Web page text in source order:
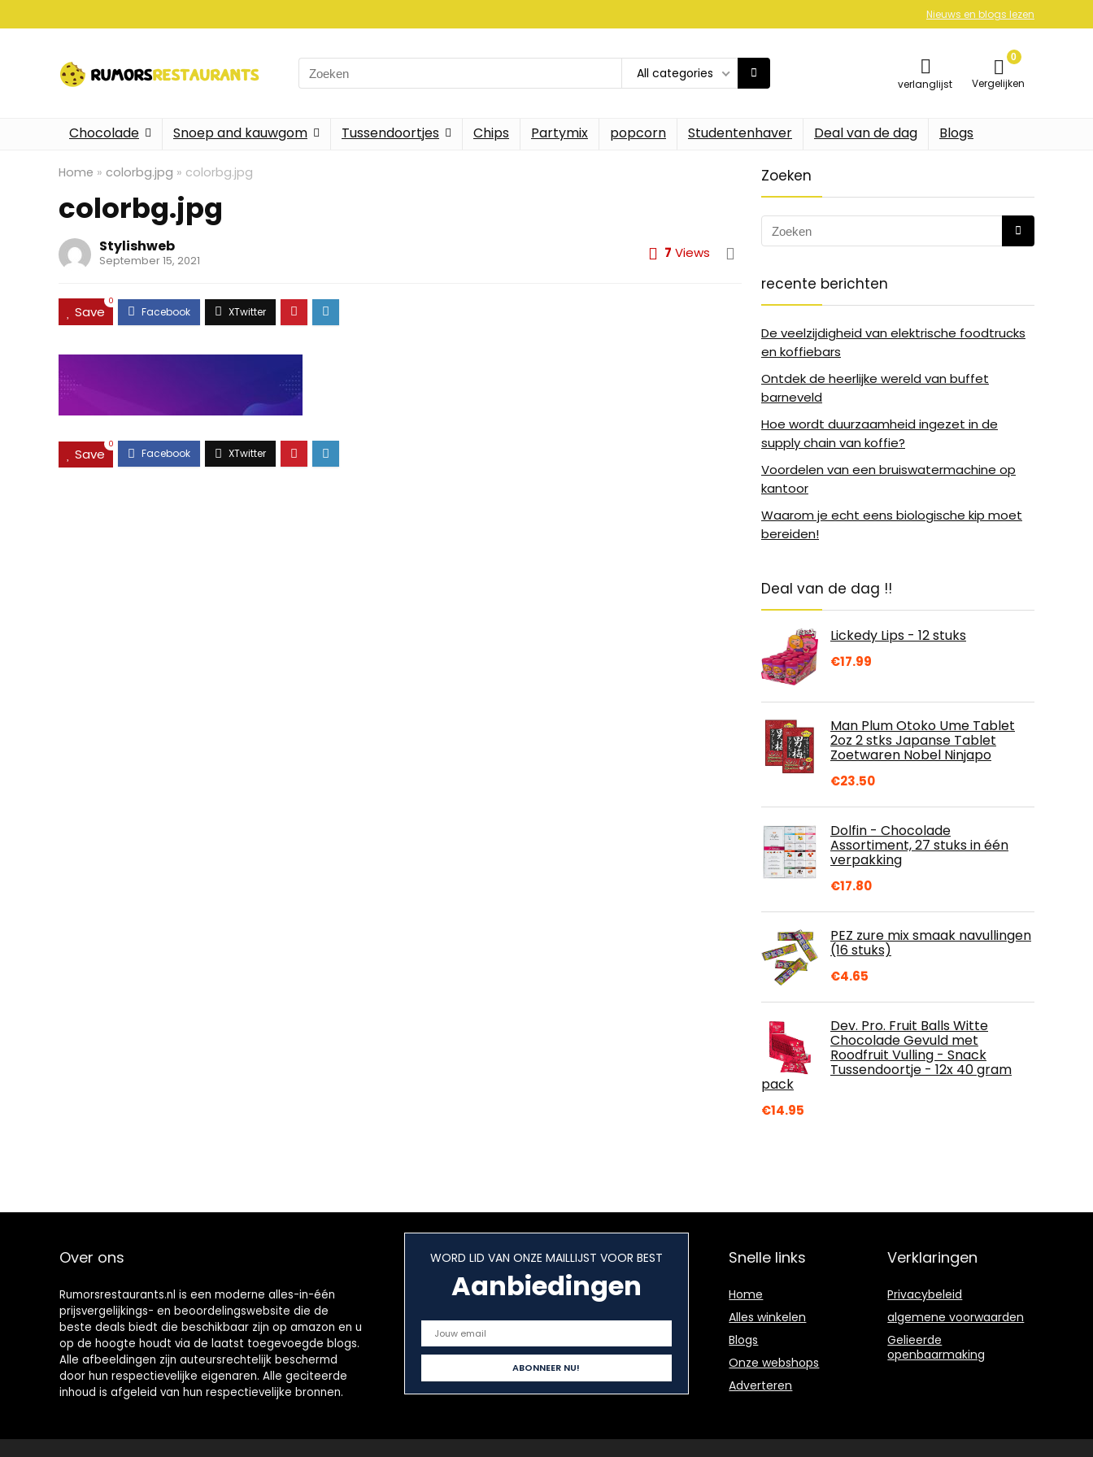
Nieuws en blogs lezen
Search
for:
All categories
verlanglijst
0
Vergelijken
Chocolade Snoep and kauwgom Tussendoortjes Chips Partymix popcorn Studentenhaver Deal van de dag Blogs
Home » colorbg.jpg » colorbg.jpg
colorbg.jpg
Stylishweb
September 15, 2021 7 Views
Save
0
Save
0
Zoeken
recente berichten
De veelzijdigheid van elektrische foodtrucks
en koffiebars
Ontdek de heerlijke wereld van buffet
barneveld
Hoe wordt duurzaamheid ingezet in de
supply chain van koffie?
Voordelen van een bruiswatermachine op
kantoor
Waarom je echt eens biologische kip moet
bereiden!
Deal van de dag !!
Lickedy Lips - 12 stuks
€17.99
Man Plum Otoko Ume Tablet
2oz 2 stks Japanse Tablet
Zoetwaren Nobel Ninjapo
€23.50
Dolfin - Chocolade
Assortiment, 27 stuks in één
verpakking
€17.80
PEZ zure mix smaak navullingen
(16 stuks)
€4.65
Dev. Pro. Fruit Balls Witte
Chocolade Gevuld met
Roodfruit Vulling - Snack
Tussendoortje - 12x 40 gram
pack
€14.95
Over ons
Rumorsrestaurants.nl is een moderne alles-in-één
prijsvergelijkings- en beoordelingswebsite die de
beste deals biedt die beschikbaar zijn op amazon en u
op de hoogte houdt via de laatst toegevoegde blogs.
Alle afbeeldingen zijn auteursrechtelijk beschermd
door hun respectievelijke eigenaren. Alle geciteerde
inhoud is afgeleid van hun respectievelijke bronnen.
WORD LID VAN ONZE MAILLIJST VOOR BEST
Aanbiedingen
Snelle links
Home
Alles winkelen
Blogs
Onze webshops
Adverteren
Verklaringen
Privacybeleid
algemene voorwaarden
Gelieerde
openbaarmaking